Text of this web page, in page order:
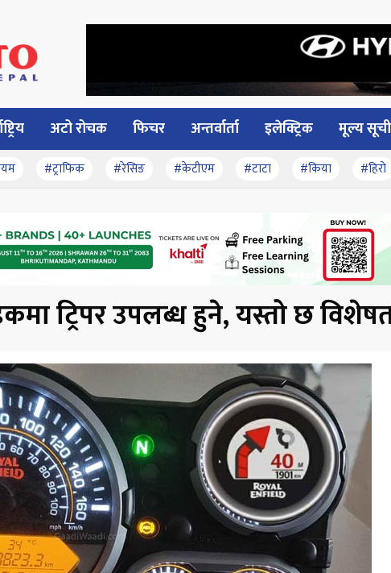
अटो रोचक फिचर अन्तर्वार्ता इलेक्ट्रिक मूल्य सूची
#ट्राफिक #रेसिङ #केटीएम #टाटा #किया #हिरो
ट्रिपर उपलब्ध हुने, यस्तो छ